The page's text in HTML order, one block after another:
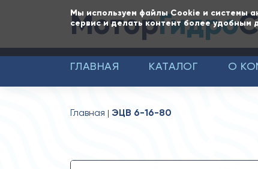
Мы используем файлы Cookie и системы
сервис и делать контент более удобным
МоторГидро
ГЛАВНАЯ КАТАЛОГ О
Главная ЭЦВ 6-16-80